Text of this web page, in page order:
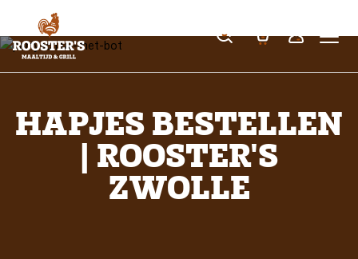
HAPJES BESTELLEN
| ROOSTER'S
ZWOLLE